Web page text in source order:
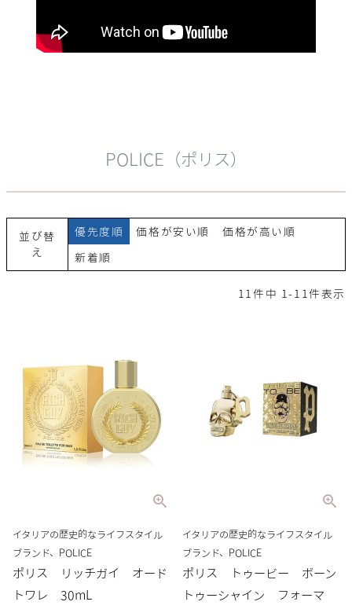
POLICE（ポリス）
並び替
え
優先度順 価格が安い順 価格が高い順
新着順
11 件中 1- 11件表示
イタリアの歴史的なライフスタイル
ブランド、POLICE
ポリス リッチガイ オード
トワレ 30mL
イタリアの歴史的なライフスタイル
ブランド、POLICE
ポリス トゥービー ボーン
トゥーシャイン フォーマ